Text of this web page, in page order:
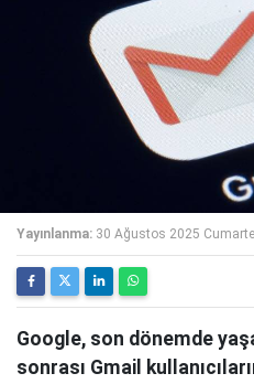
Yayınlanma: 30 Ağustos 2025
Google, son dönemde
sonrası Gmail